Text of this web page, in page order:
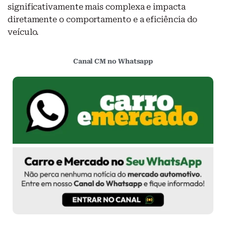
significativamente mais complexa e impacta
diretamente o comportamento e a eficiência do
veículo.
Canal CM no Whatsapp